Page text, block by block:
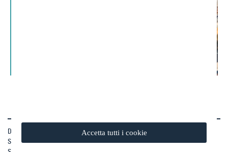
Drill Pac S.r.l.
Società soggetta a direzione e coordinamento di Ghella S.p.A
Accetta tutti i cookie